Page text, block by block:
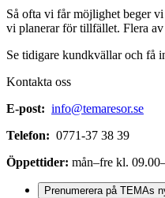
Så ofta vi får möjlighet beger
vi planerar för tillfället. Flera
Se tidigare kundkvällar och få
Kontakta oss
E-post: info@temaresor.se
Telefon: 0771-37 38 39
Öppettider: mån–fre kl.
Prenumerera på TEMAs